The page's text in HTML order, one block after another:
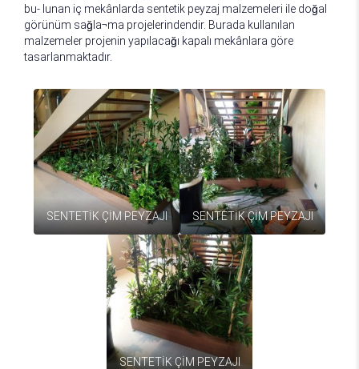
bu- lunan iç mekânlarda sentetik peyzaj malzemeleri ile doğal
görünüm sağla¬ma projelerindendir. Burada kullanılan
malzemeler projenin yapılacağı kapalı mekânlara göre
tasarlanmaktadır.
SENTETİK ÇİM PEYZAJI SENTETİK ÇİM PEYZAJI
SENTETİK ÇİM PEYZAJI